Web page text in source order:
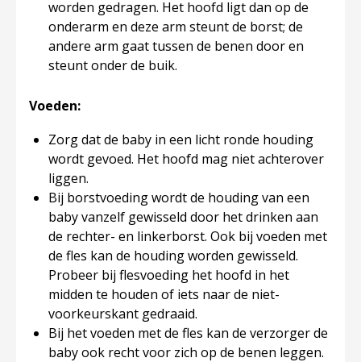
worden gedragen. Het hoofd ligt dan op de
onderarm en deze arm steunt de borst; de
andere arm gaat tussen de benen door en
steunt onder de buik.
Voeden:
Zorg dat de baby in een licht ronde houding
wordt gevoed. Het hoofd mag niet achterover
liggen.
Bij borstvoeding wordt de houding van een
baby vanzelf gewisseld door het drinken aan
de rechter- en linkerborst. Ook bij voeden met
de fles kan de houding worden gewisseld.
Probeer bij flesvoeding het hoofd in het
midden te houden of iets naar de niet-
voorkeurskant gedraaid.
Bij het voeden met de fles kan de verzorger de
baby ook recht voor zich op de benen leggen.